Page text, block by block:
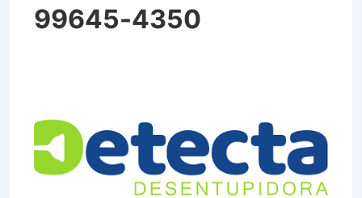
99645-4350